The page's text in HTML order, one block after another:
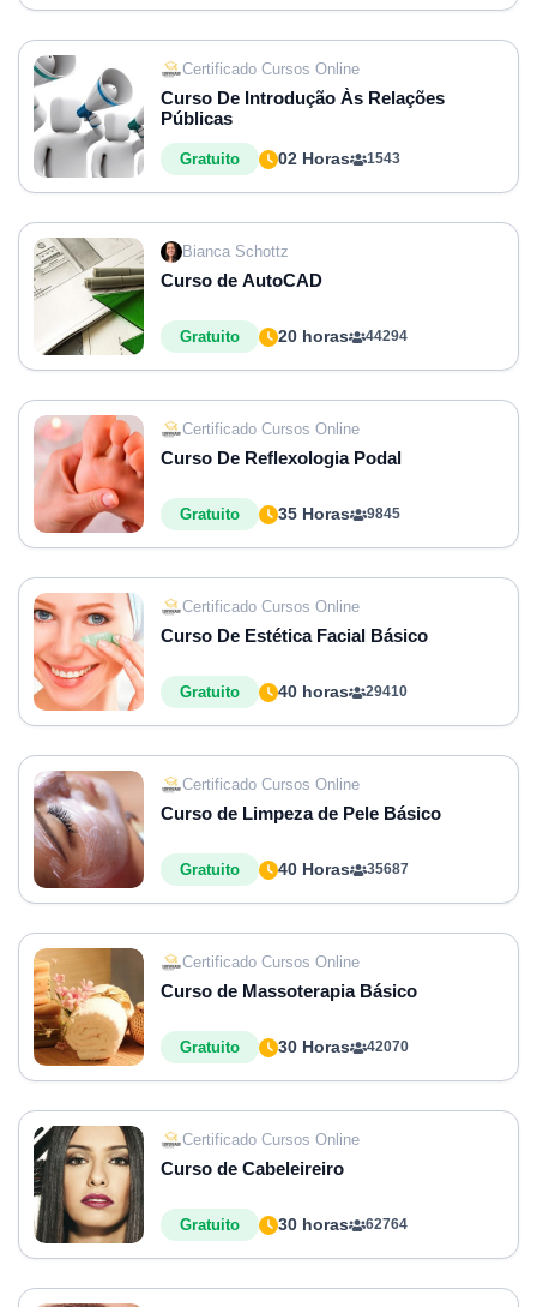
Certificado Cursos Online
Curso De Introdução Às Relações
Públicas
02 Horas
Gratuito 1543
Bianca Schottz
Curso de AutoCAD
20 horas
Gratuito 44294
Certificado Cursos Online
Curso De Reflexologia Podal
35 Horas
Gratuito 9845
Certificado Cursos Online
Curso De Estética Facial Básico
40 horas
Gratuito 29410
Certificado Cursos Online
Curso de Limpeza de Pele Básico
40 Horas
Gratuito 35687
Certificado Cursos Online
Curso de Massoterapia Básico
30 Horas
Gratuito 42070
Certificado Cursos Online
Curso de Cabeleireiro
30 horas
Gratuito 62764